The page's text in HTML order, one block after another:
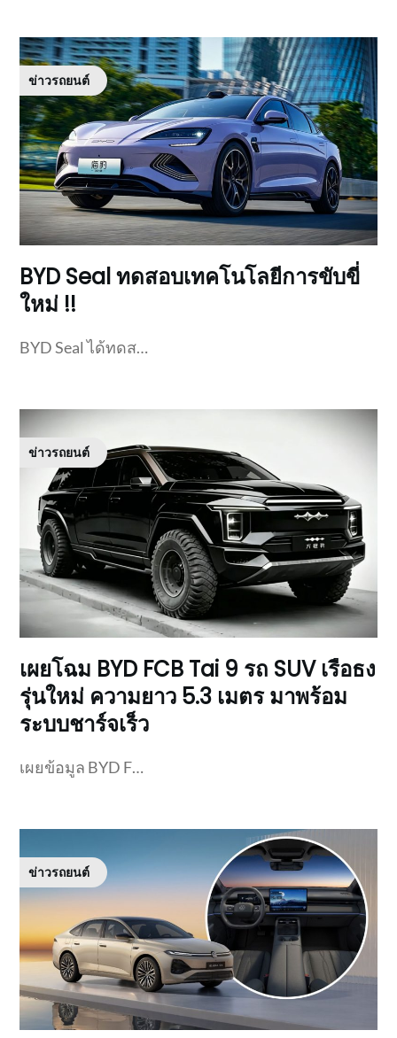
ข่าวรถยนต์
BYD Seal ทดสอบเทคโนโลยีการขับขี่
ใหม่ !!
BYD Seal ได้ทดส…
ข่าวรถยนต์
เผยโฉม BYD FCB Tai 9 รถ SUV เรือธง
รุ่นใหม่ ความยาว 5.3 เมตร มาพร้อม
ระบบชาร์จเร็ว
เผยข้อมูล BYD F…
ข่าวรถยนต์